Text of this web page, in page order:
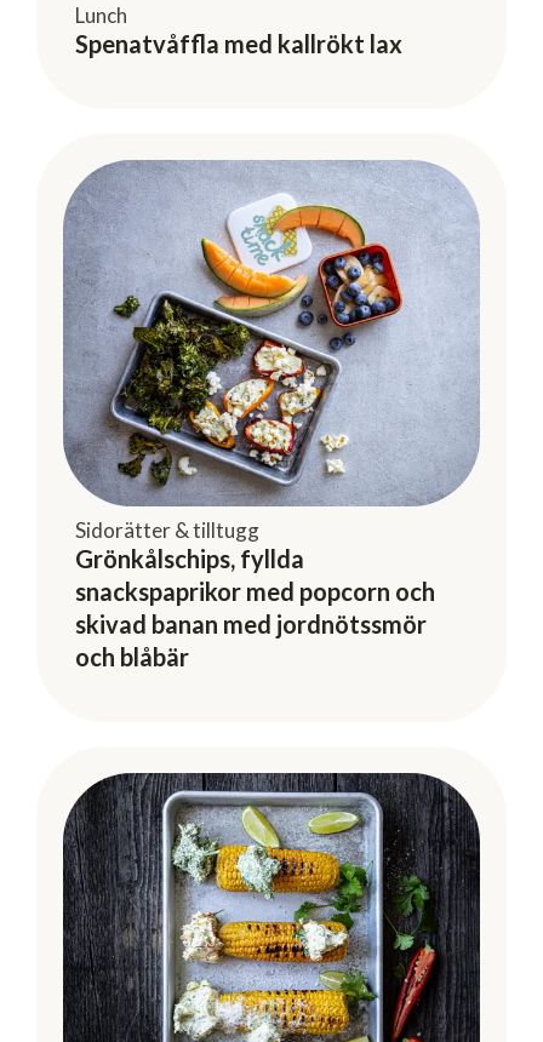
Lunch
Spenatvåffla med kallrökt lax
Sidorätter & tilltugg
Grönkålschips, fyllda
snackspaprikor med popcorn och
skivad banan med jordnötssmör
och blåbär